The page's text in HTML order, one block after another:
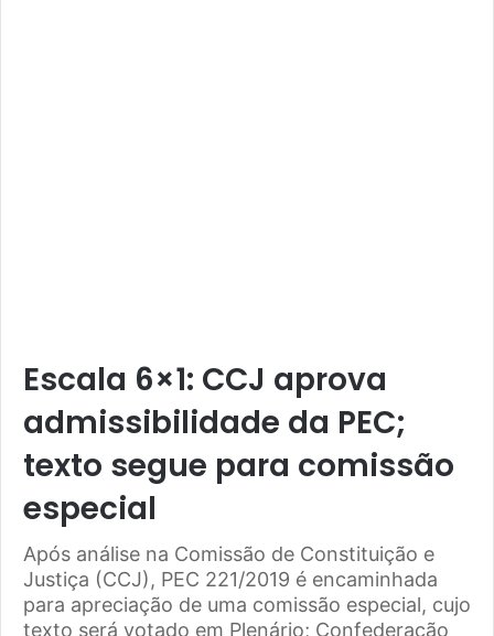
Escala 6×1: CCJ aprova
admissibilidade da PEC;
texto segue para comissão
especial
Após análise na Comissão de Constituição e
Justiça (CCJ), PEC 221/2019 é encaminhada
para apreciação de uma comissão especial, cujo
texto será votado em Plenário; Confederação